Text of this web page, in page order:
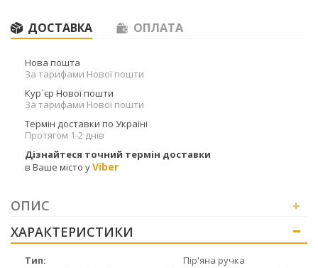
ДОСТАВКА ОПЛАТА
Нова пошта
За тарифами Нової пошти
Кур`єр Нової пошти
За тарифами Нової пошти
Термін доставки по Україні
Протягом 1-2 днів
Дізнайтеся точний термін доставки
в Ваше місто уViber
ОПИС
+
ХАРАКТЕРИСТИКИ
Тип:
Пір'яна ручка